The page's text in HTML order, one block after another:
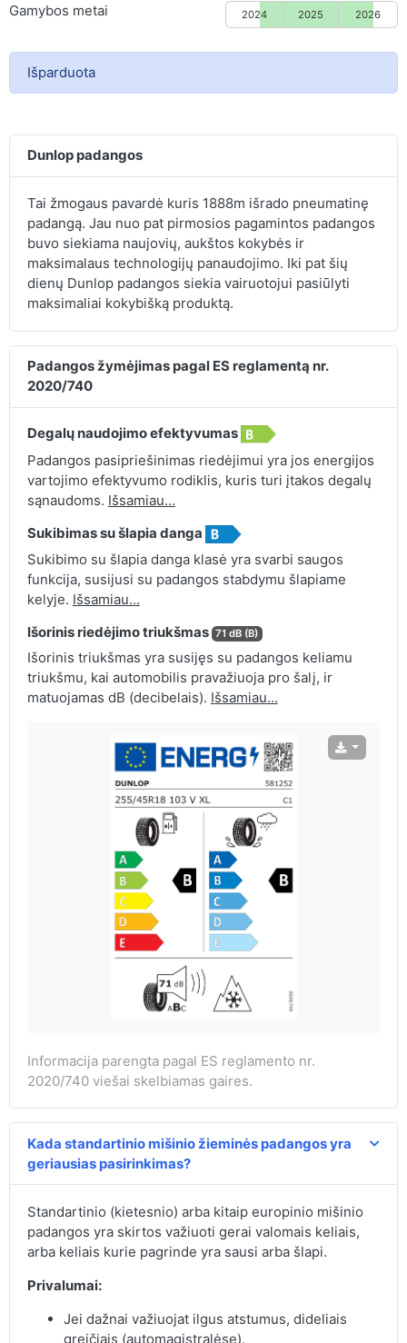
Gamybos metai 2024 2025 2026
Išparduota
Dunlop padangos
Tai žmogaus pavardė kuris 1888m išrado pneumatinę
padangą. Jau nuo pat pirmosios pagamintos padangos
buvo siekiama naujovių, aukštos kokybės ir
maksimalaus technologijų panaudojimo. Iki pat šių
dienų Dunlop padangos siekia vairuotojui pasiūlyti
maksimaliai kokybišką produktą.
Padangos žymėjimas pagal ES reglamentą nr.
2020/740
Degalų naudojimo efektyvumas
Padangos pasipriešinimas riedėjimui yra jos energijos
vartojimo efektyvumo rodiklis, kuris turi įtakos degalų
sąnaudoms. Išsamiau...
Sukibimas su šlapia danga
Sukibimo su šlapia danga klasė yra svarbi saugos
funkcija, susijusi su padangos stabdymu šlapiame
kelyje. Išsamiau...
Išorinis riedėjimo triukšmas 71 dB (B)
Išorinis triukšmas yra susijęs su padangos keliamu
triukšmu, kai automobilis pravažiuoja pro šalį, ir
matuojamas dB (decibelais). Išsamiau...
Informacija parengta pagal ES reglamento nr.
2020/740 viešai skelbiamas gaires.
Kada standartinio mišinio žieminės padangos yra
geriausias pasirinkimas?
Standartinio (kietesnio) arba kitaip europinio mišinio
padangos yra skirtos važiuoti gerai valomais keliais,
arba keliais kurie pagrinde yra sausi arba šlapi.
Privalumai:
Jei dažnai važiuojat ilgus atstumus, dideliais
greičiais (automagistralėse).